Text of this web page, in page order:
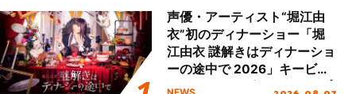
声優・アーティスト“堀江由
衣”初のディナーショー「堀
江由衣 謎解きはディナーショ
ーの途中で 2026」キービジ
ュアル＆グッズラインナップ